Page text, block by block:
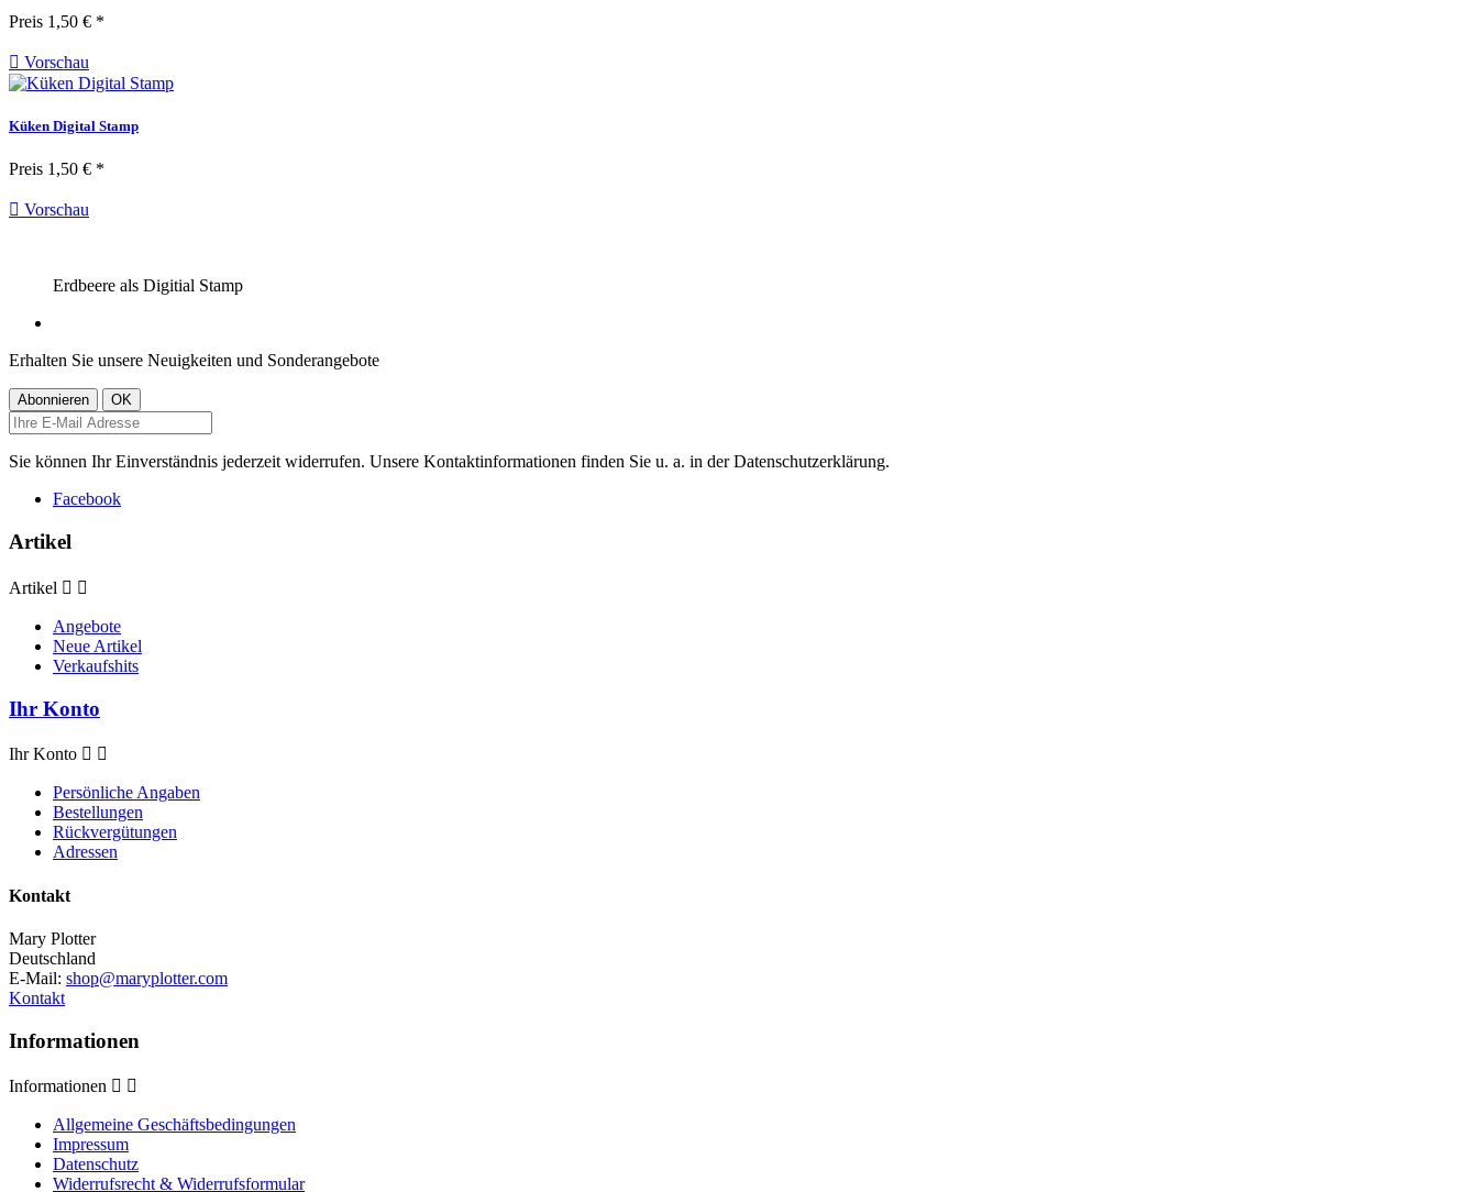
Preis 1,50 € *
 Vorschau
Küken Digital Stamp
Preis 1,50 € *
 Vorschau
Erdbeere als Digitial Stamp
Erhalten Sie unsere Neuigkeiten und Sonderangebote
Sie können Ihr Einverständnis jederzeit widerrufen. Unsere Kontaktinformationen finden Sie u. a. in der Datenschutzerklärung.
Facebook
Artikel
Artikel  
Angebote
Neue Artikel
Verkaufshits
Ihr Konto
Ihr Konto  
Persönliche Angaben
Bestellungen
Rückvergütungen
Adressen
Kontakt
Mary Plotter
Deutschland
E-Mail: shop@maryplotter.com
Kontakt
Informationen
Informationen  
Allgemeine Geschäftsbedingungen
Impressum
Datenschutz
Widerrufsrecht & Widerrufsformular